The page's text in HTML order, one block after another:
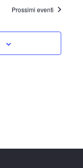
Prossimi eventi